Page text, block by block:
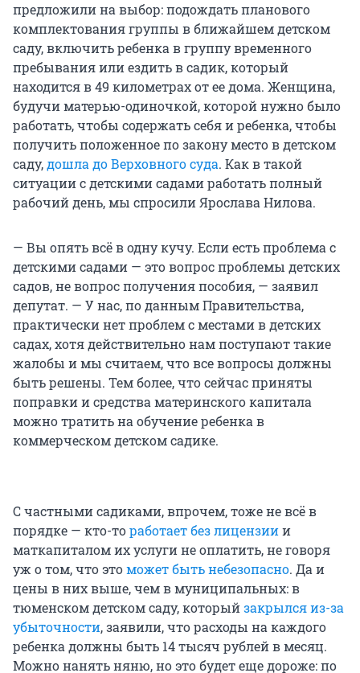
предложили на выбор: подождать планового
комплектования группы в ближайшем детском
саду, включить ребенка в группу временного
пребывания или ездить в садик, который
находится в 49 километрах от ее дома. Женщина,
будучи матерью-одиночкой, которой нужно было
работать, чтобы содержать себя и ребенка, чтобы
получить положенное по закону место в детском
саду,дошла до Верховного суда. Как в такой
ситуации с детскими садами работать полный
рабочий день, мы спросили Ярослава Нилова.
— Вы опять всё в одну кучу. Если есть проблема с
детскими садами — это вопрос проблемы детских
садов, не вопрос получения пособия, — заявил
депутат. — У нас, по данным Правительства,
практически нет проблем с местами в детских
садах, хотя действительно нам поступают такие
жалобы и мы считаем, что все вопросы должны
быть решены. Тем более, что сейчас приняты
поправки и средства материнского капитала
можно тратить на обучение ребенка в
коммерческом детском садике.
С частными садиками, впрочем, тоже не всё в
порядке — кто-тоработает без лицензиии
маткапиталом их услуги не оплатить, не говоря
уж о том, что этоможет быть небезопасно. Да и
цены в них выше, чем в муниципальных: в
тюменском детском саду, которыйзакрылся из-за
убыточности, заявили, что расходы на каждого
ребенка должны быть 14 тысяч рублей в месяц.
Можно нанять няню, но это будет еще дороже: по